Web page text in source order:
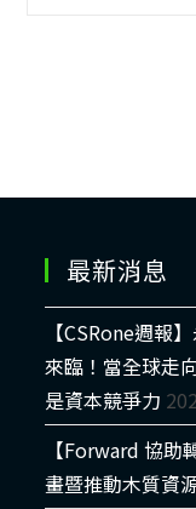
最新消息
【CSRone週報
來臨！當全球走
是資本競爭力
【Forward 協
畫暨推動木質資